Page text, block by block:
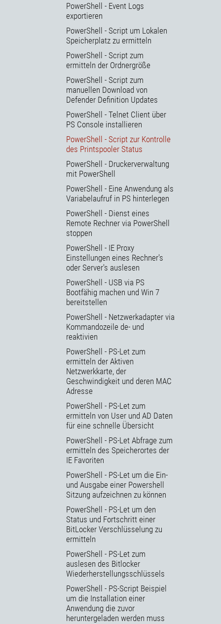
PowerShell - Event Logs
exportieren
PowerShell - Script um Lokalen
Speicherplatz zu ermitteln
PowerShell - Script zum
ermitteln der Ordnergröße
PowerShell - Script zum
manuellen Download von
Defender Definition Updates
PowerShell - Telnet Client über
PS Console installieren
PowerShell - Script zur Kontrolle
des Printspooler Status
PowerShell - Druckerverwaltung
mit PowerShell
PowerShell - Eine Anwendung als
Variabelaufruf in PS hinterlegen
PowerShell - Dienst eines
Remote Rechner via PowerShell
stoppen
PowerShell - IE Proxy
Einstellungen eines Rechner's
oder Server's auslesen
PowerShell - USB via PS
Bootfähig machen und Win 7
bereitstellen
PowerShell - Netzwerkadapter via
Kommandozeile de- und
reaktivien
PowerShell - PS-Let zum
ermitteln der Aktiven
Netzwerkkarte, der
Geschwindigkeit und deren MAC
Adresse
PowerShell - PS-Let zum
ermitteln von User und AD Daten
für eine schnelle Übersicht
PowerShell - PS-Let Abfrage zum
ermitteln des Speicherortes der
IE Favoriten
PowerShell - PS-Let um die Ein-
und Ausgabe einer Powershell
Sitzung aufzeichnen zu können
PowerShell - PS-Let um den
Status und Fortschritt einer
BitLocker Verschlüsselung zu
ermitteln
PowerShell - PS-Let zum
auslesen des Bitlocker
Wiederherstellungsschlüssels
PowerShell - PS-Script Beispiel
um die Installation einer
Anwendung die zuvor
heruntergeladen werden muss